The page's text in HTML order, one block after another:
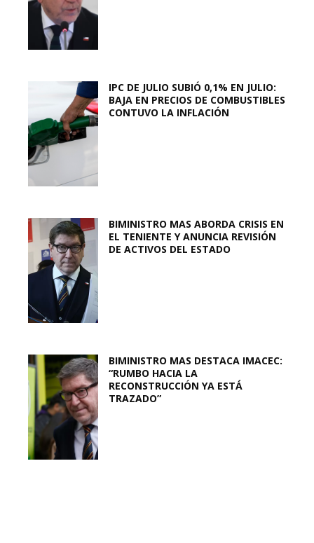
IPC DE JULIO SUBIÓ 0,1% EN JULIO:
BAJA EN PRECIOS DE COMBUSTIBLES
CONTUVO LA INFLACIÓN
BIMINISTRO MAS ABORDA CRISIS EN
EL TENIENTE Y ANUNCIA REVISIÓN
DE ACTIVOS DEL ESTADO
BIMINISTRO MAS DESTACA IMACEC:
“RUMBO HACIA LA
RECONSTRUCCIÓN YA ESTÁ
TRAZADO”